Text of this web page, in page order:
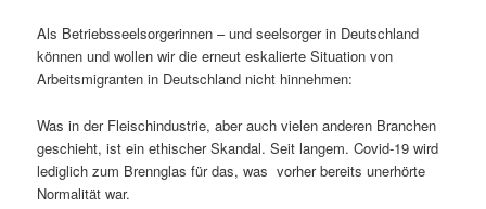
Als Betriebsseelsorgerinnen – und seelsorger in Deutschland
können und wollen wir die erneut eskalierte Situation von
Arbeitsmigranten in Deutschland nicht hinnehmen:
Was in der Fleischindustrie, aber auch vielen anderen Branchen
geschieht, ist ein ethischer Skandal. Seit langem. Covid-19 wird
lediglich zum Brennglas für das, was vorher bereits unerhörte
Normalität war.